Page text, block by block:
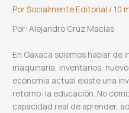
PorSocialmente Editorial / 10
Por: Alejandro Cruz Macías
En Oaxaca solemos hablar de
maquinaria, inventarios,
economía actual existe una
retorno: la educación. No
capacidad real de aprender,